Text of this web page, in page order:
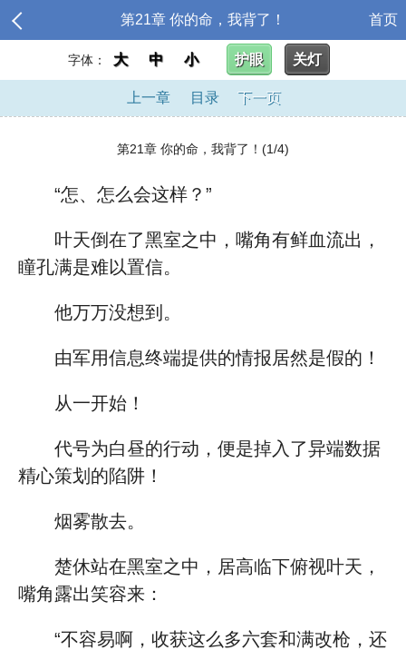
第21章 你的命，我背了！ 首页
字体： 大 中 小 护眼 关灯
上一章 目录 下一页
第21章 你的命，我背了！(1/4)
“怎、怎么会这样？”
叶天倒在了黑室之中，嘴角有鲜血流出，
瞳孔满是难以置信。
他万万没想到。
由军用信息终端提供的情报居然是假的！
从一开始！
代号为白昼的行动，便是掉入了异端数据
精心策划的陷阱！
烟雾散去。
楚休站在黑室之中，居高临下俯视叶天，
嘴角露出笑容来：
“不容易啊，收获这么多六套和满改枪，还